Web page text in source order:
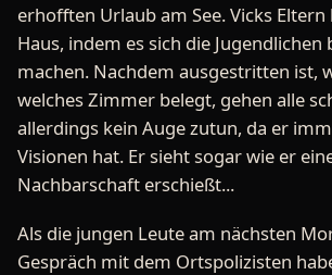
erhofften Urlaub am See. Vicks
Haus, indem es sich die Jugendlichen
machen. Nachdem ausgestritten ist,
welches Zimmer belegt, gehen alle
allerdings kein Auge zutun, da er
Visionen hat. Er sieht sogar wie er
Nachbarschaft erschießt...
Als die jungen Leute am nächsten
Gespräch mit dem Ortspolizisten